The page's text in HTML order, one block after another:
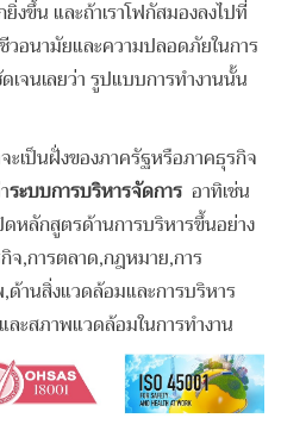
ขึ้น และถ้าเราโฟกัสมองลงไปที่
อนามัยและความปลอดภัยในการ
เจนเลยว่า รูปแบบการทำงานนั้น
ป็นฝั่งของภาครัฐหรือภาคธุรกิจ
ระบบการบริหารจัดการ อาทิเช่น
หลักสูตรด้านการบริหารขึ้นอย่าง
จ,การตลาด,กฎหมาย,การ
านสิ่งแวดล้อมและการบริหาร
ะสภาพแวดล้อมในการทำงาน